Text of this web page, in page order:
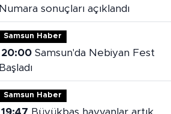
Numara sonuçları açıklandı
Samsun Haber
20:00Samsun'da Nebiyan Fest
Başladı
Samsun Haber